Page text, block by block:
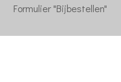
Formulier "Bijbestellen"